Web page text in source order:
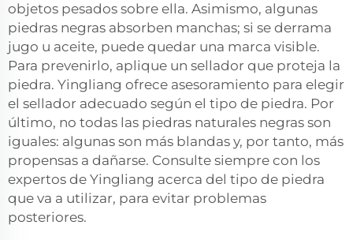
objetos pesados sobre ella. Asimismo, algunas
piedras negras absorben manchas; si se derrama
jugo u aceite, puede quedar una marca visible.
Para prevenirlo, aplique un sellador que proteja la
piedra. Yingliang ofrece asesoramiento para elegir
el sellador adecuado según el tipo de piedra. Por
último, no todas las piedras naturales negras son
iguales: algunas son más blandas y, por tanto, más
propensas a dañarse. Consulte siempre con los
expertos de Yingliang acerca del tipo de piedra
que va a utilizar, para evitar problemas
posteriores.